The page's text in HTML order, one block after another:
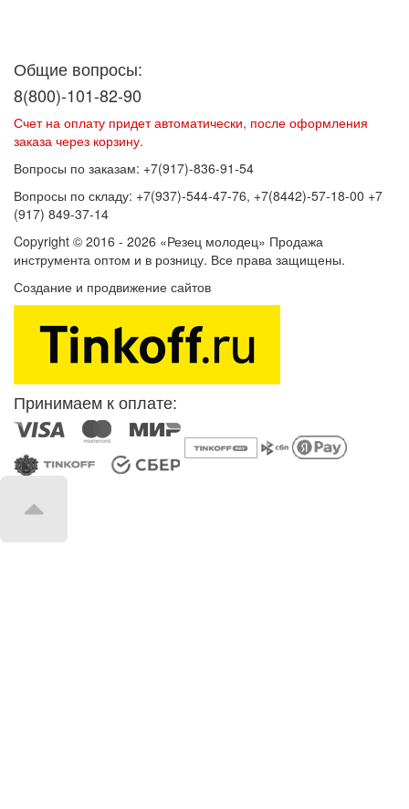
Общие вопросы:
8(800)-101-82-90
Счет на оплату придет автоматически, после оформления
заказа через корзину.
Вопросы по заказам: +7(917)-836-91-54
Вопросы по складу: +7(937)-544-47-76, +7(8442)-57-18-00 +7
(917) 849-37-14
Copyright © 2016 - 2026 «Резец молодец» Продажа
инструмента оптом и в розницу. Все права защищены.
Создание и продвижение сайтов
Принимаем к оплате: